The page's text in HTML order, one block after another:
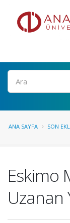
Ara
ANA SAYFA SON
Eskimo
Uzanan